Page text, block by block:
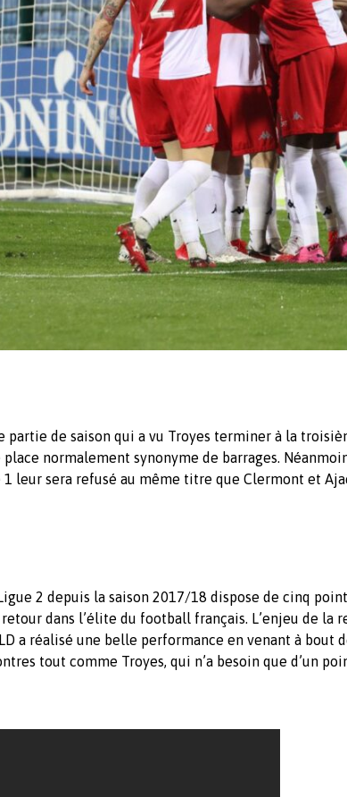
partie de saison qui a vu Troyes terminer à la
normalement synonyme de barrages.
1 leur sera refusé au même titre que Clermont et
2 depuis la saison 2017/18 dispose de cinq
dans l’élite du football français. L’enjeu de la
a réalisé une belle performance en venant à bout
tout comme Troyes, qui n’a besoin que d’un